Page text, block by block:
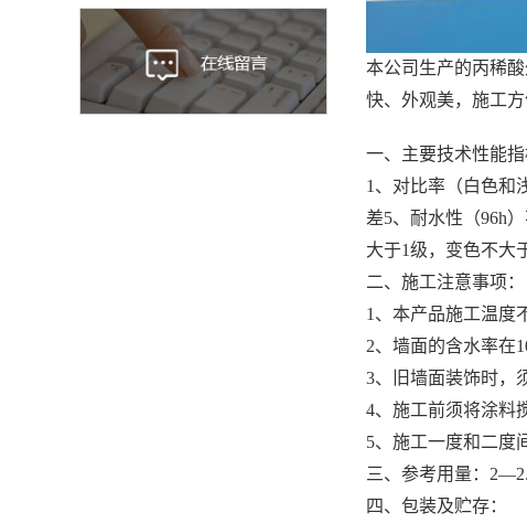
本公司生产的丙稀
快、外观美，施工
一、主要技术性能指
1、对比率（白色和
差5、耐水性（96h
大于1级，变色不大
二、施工注意事项：
1、本产品施工温度
2、墙面的含水率在
3、旧墙面装饰时，
4、施工前须将涂料
5、施工一度和二度
三、参考用量：
四、包装及贮存：